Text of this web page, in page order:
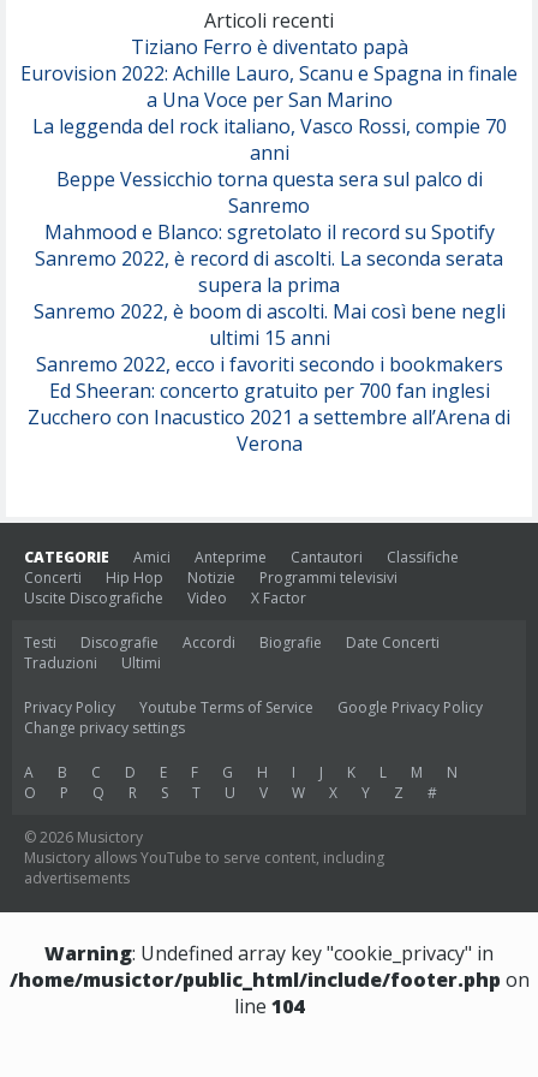
Serenamente
Articoli recenti
Tiziano Ferro è diventato papà
Eurovision 2022: Achille Lauro, Scanu e Spagna in finale
a Una Voce per San Marino
La leggenda del rock italiano, Vasco Rossi, compie 70
anni
Beppe Vessicchio torna questa sera sul palco di
Sanremo
Mahmood e Blanco: sgretolato il record su Spotify
Sanremo 2022, è record di ascolti. La seconda serata
supera la prima
Sanremo 2022, è boom di ascolti. Mai così bene negli
ultimi 15 anni
Sanremo 2022, ecco i favoriti secondo i bookmakers
Ed Sheeran: concerto gratuito per 700 fan inglesi
Zucchero con Inacustico 2021 a settembre all’Arena di
Verona
CATEGORIE Amici Anteprime Cantautori
Classifiche
Concerti
Hip Hop Notizie
Programmi televisivi
Uscite Discografiche
Video X Factor
Testi Discografie Accordi Biografie
Date Concerti
Traduzioni
Ultimi
Privacy Policy Youtube Terms of Service
Google Privacy Policy
Change privacy settings
A B C D E F G H I J K L M
N
O
P Q R S T U V W X Y Z #
© 2026 Musictory
Musictory allows YouTube to serve content, including
advertisements
Warning: Undefined array key "cookie_privacy" in
/home/musictor/public_html/include/footer.php on
line 104